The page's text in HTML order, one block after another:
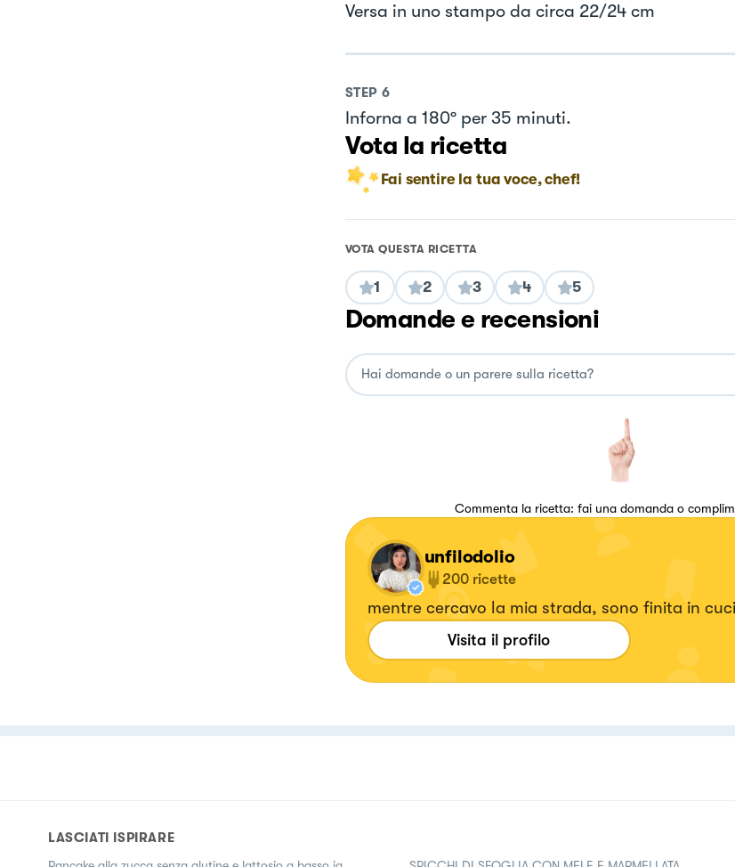
Versa in uno stampo da circa 22/24 cm
STEP 6
Inforna a 180º per 35 minuti.
Vota la ricetta
Fai sentire la tua voce, chef!
VOTA QUESTA RICETTA
1 2 3 4 5
Domande e recensioni
Commenta la ricetta: fai una domanda o
unfilodolio
200 ricette
mentre cercavo la mia strada, sono finita in
Visita il profilo
LASCIATI ISPIRARE